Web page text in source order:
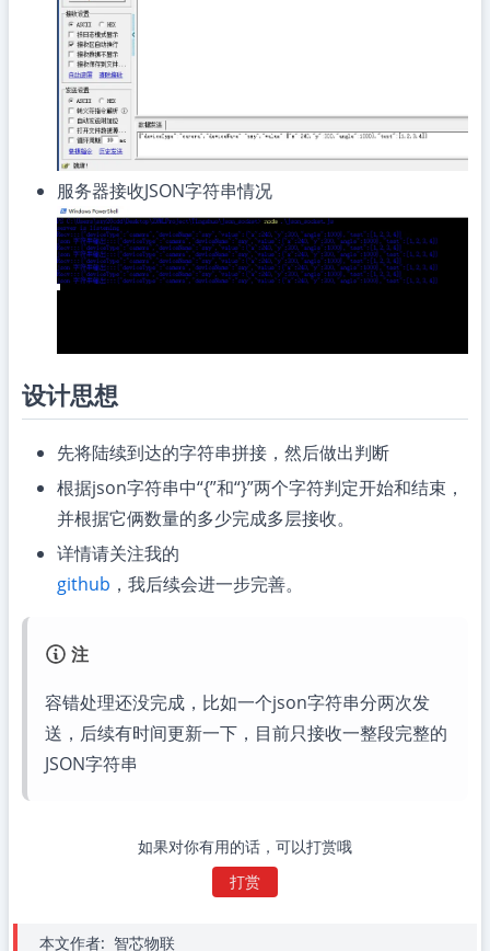
服务器接收JSON字符串情况
设计思想
先将陆续到达的字符串拼接，然后做出判断
根据json字符串中“{”和“}”两个字符判定开始和结束，
并根据它俩数量的多少完成多层接收。
详情请关注我的
github ，我后续会进一步完善。
注
容错处理还没完成，比如一个json字符串分两次发
送，后续有时间更新一下，目前只接收一整段完整的
JSON字符串
如果对你有用的话，可以打赏哦
打赏
本文作者: 智芯物联